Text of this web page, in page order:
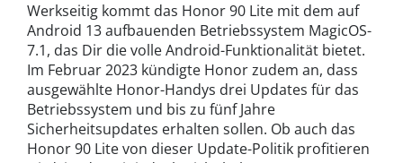
Werkseitig kommt das Honor 90 Lite mit dem auf
Android 13 aufbauenden Betriebssystem MagicOS-
7.1, das Dir die volle Android-Funktionalität bietet.
Im Februar 2023 kündigte Honor zudem an, dass
ausgewählte Honor-Handys drei Updates für das
Betriebssystem und bis zu fünf Jahre
Sicherheitsupdates erhalten sollen. Ob auch das
Honor 90 Lite von dieser Update-Politik profitieren